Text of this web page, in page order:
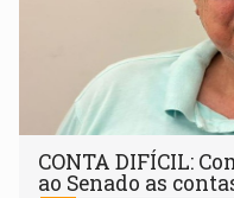
CONTA DIFÍCIL:
ao Senado as